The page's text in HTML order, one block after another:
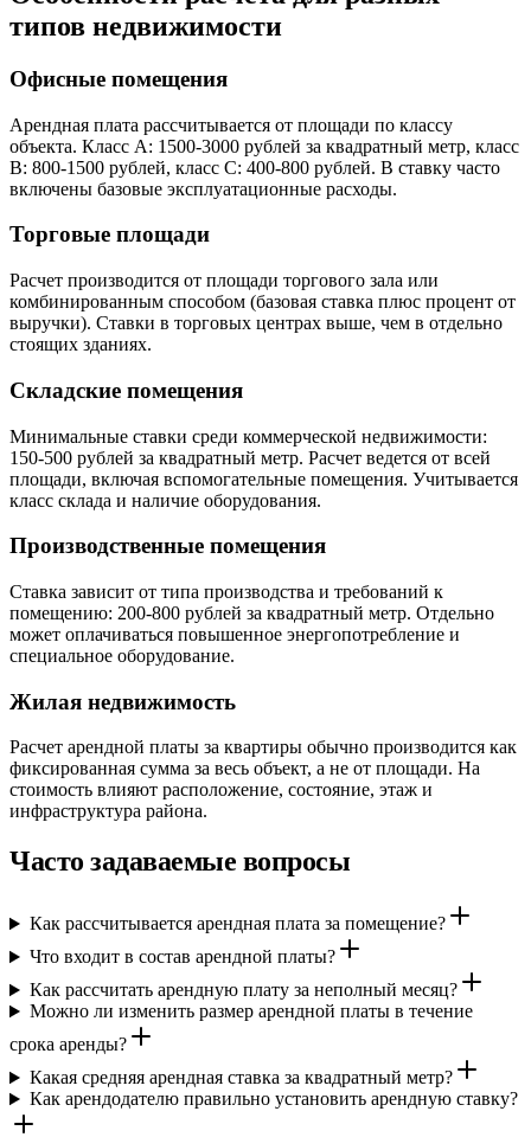
типов недвижимости
Офисные помещения
Арендная плата рассчитывается от площади по классу
объекта. Класс А: 1500-3000 рублей за квадратный метр, класс
В: 800-1500 рублей, класс С: 400-800 рублей. В ставку часто
включены базовые эксплуатационные расходы.
Торговые площади
Расчет производится от площади торгового зала или
комбинированным способом (базовая ставка плюс процент от
выручки). Ставки в торговых центрах выше, чем в отдельно
стоящих зданиях.
Складские помещения
Минимальные ставки среди коммерческой недвижимости:
150-500 рублей за квадратный метр. Расчет ведется от всей
площади, включая вспомогательные помещения. Учитывается
класс склада и наличие оборудования.
Производственные помещения
Ставка зависит от типа производства и требований к
помещению: 200-800 рублей за квадратный метр. Отдельно
может оплачиваться повышенное энергопотребление и
специальное оборудование.
Жилая недвижимость
Расчет арендной платы за квартиры обычно производится как
фиксированная сумма за весь объект, а не от площади. На
стоимость влияют расположение, состояние, этаж и
инфраструктура района.
Часто задаваемые вопросы
Как рассчитывается арендная плата за помещение?
Что входит в состав арендной платы?
Как рассчитать арендную плату за неполный месяц?
Можно ли изменить размер арендной платы в течение
срока аренды?
Какая средняя арендная ставка за квадратный метр?
Как арендодателю правильно установить арендную ставку?